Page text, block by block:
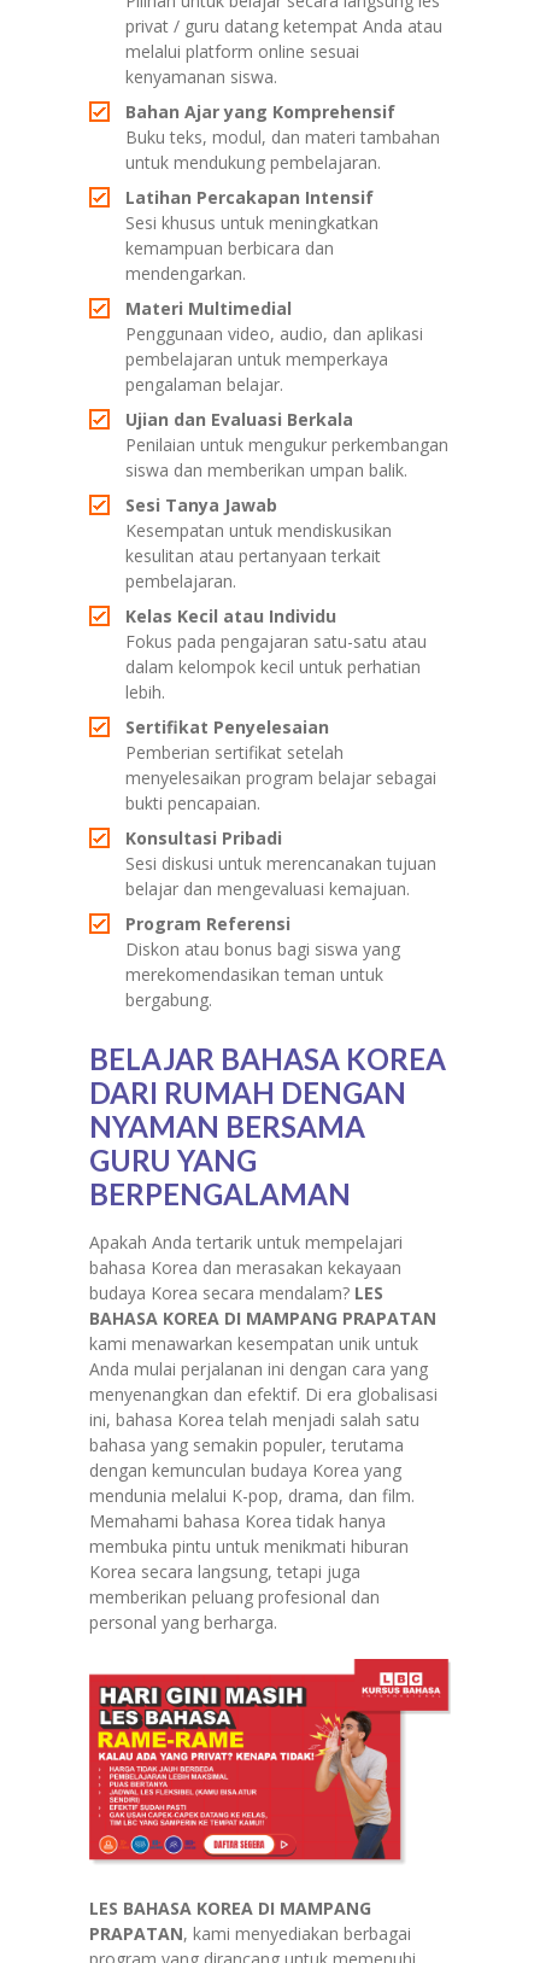
privat / guru datang ketempat Anda atau
melalui platform online sesuai
kenyamanan siswa.
Bahan Ajar yang Komprehensif
Buku teks, modul, dan materi tambahan
untuk mendukung pembelajaran.
Latihan Percakapan Intensif
Sesi khusus untuk meningkatkan
kemampuan berbicara dan
mendengarkan.
Materi Multimedial
Penggunaan video, audio, dan aplikasi
pembelajaran untuk memperkaya
pengalaman belajar.
Ujian dan Evaluasi Berkala
Penilaian untuk mengukur perkembangan
siswa dan memberikan umpan balik.
Sesi Tanya Jawab
Kesempatan untuk mendiskusikan
kesulitan atau pertanyaan terkait
pembelajaran.
Kelas Kecil atau Individu
Fokus pada pengajaran satu-satu atau
dalam kelompok kecil untuk perhatian
lebih.
Sertifikat Penyelesaian
Pemberian sertifikat setelah
menyelesaikan program belajar sebagai
bukti pencapaian.
Konsultasi Pribadi
Sesi diskusi untuk merencanakan tujuan
belajar dan mengevaluasi kemajuan.
Program Referensi
Diskon atau bonus bagi siswa yang
merekomendasikan teman untuk
bergabung.
BELAJAR BAHASA KOREA
DARI RUMAH DENGAN
NYAMAN BERSAMA
GURU YANG
BERPENGALAMAN
Apakah Anda tertarik untuk mempelajari
bahasa Korea dan merasakan kekayaan
budaya Korea secara mendalam? LES
BAHASA KOREA DI MAMPANG PRAPATAN
kami menawarkan kesempatan unik untuk
Anda mulai perjalanan ini dengan cara yang
menyenangkan dan efektif. Di era globalisasi
ini, bahasa Korea telah menjadi salah satu
bahasa yang semakin populer, terutama
dengan kemunculan budaya Korea yang
mendunia melalui K-pop, drama, dan film.
Memahami bahasa Korea tidak hanya
membuka pintu untuk menikmati hiburan
Korea secara langsung, tetapi juga
memberikan peluang profesional dan
personal yang berharga.
LES BAHASA KOREA DI MAMPANG
PRAPATAN, kami menyediakan berbagai
program yang dirancang untuk memenuhi